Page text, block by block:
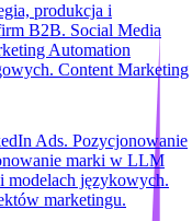
produkcja i
B2B. Social Media
Automation
Content Marketing
Ads. Pozycjonowanie
marki w LLM
językowych.
marketingu.